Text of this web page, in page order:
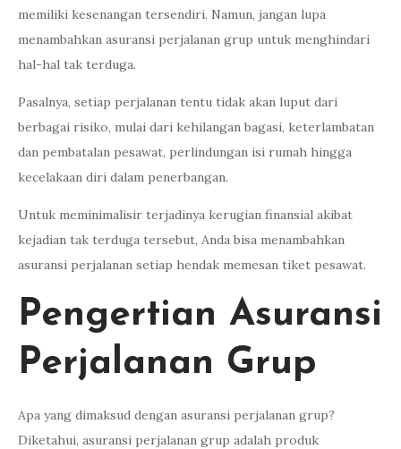
memiliki kesenangan tersendiri. Namun, jangan lupa
menambahkan asuransi perjalanan grup untuk menghindari
hal-hal tak terduga.
Pasalnya, setiap perjalanan tentu tidak akan luput dari
berbagai risiko, mulai dari kehilangan bagasi, keterlambatan
dan pembatalan pesawat, perlindungan isi rumah hingga
kecelakaan diri dalam penerbangan.
Untuk meminimalisir terjadinya kerugian finansial akibat
kejadian tak terduga tersebut, Anda bisa menambahkan
asuransi perjalanan setiap hendak memesan tiket pesawat.
Pengertian Asuransi
Perjalanan Grup
Apa yang dimaksud dengan asuransi perjalanan grup?
Diketahui, asuransi perjalanan grup adalah produk